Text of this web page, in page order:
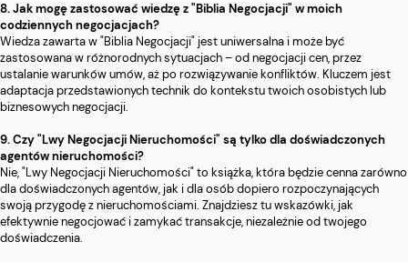
8. Jak mogę zastosować wiedzę z "Biblia Negocjacji" w moich
codziennych negocjacjach?
Wiedza zawarta w "Biblia Negocjacji" jest uniwersalna i może być
zastosowana w różnorodnych sytuacjach – od negocjacji cen, przez
ustalanie warunków umów, aż po rozwiązywanie konfliktów. Kluczem jest
adaptacja przedstawionych technik do kontekstu twoich osobistych lub
biznesowych negocjacji.
9. Czy "Lwy Negocjacji Nieruchomości" są tylko dla doświadczonych
agentów nieruchomości?
Nie, "Lwy Negocjacji Nieruchomości" to książka, która będzie cenna zarówno
dla doświadczonych agentów, jak i dla osób dopiero rozpoczynających
swoją przygodę z nieruchomościami. Znajdziesz tu wskazówki, jak
efektywnie negocjować i zamykać transakcje, niezależnie od twojego
doświadczenia.